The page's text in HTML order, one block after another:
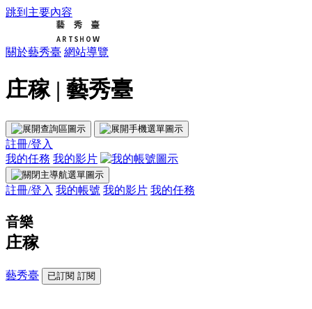
跳到主要內容
關於藝秀臺 網站導覽
庄稼 | 藝秀臺
註冊/登入
我的任務 我的影片
註冊/登入 我的帳號 我的影片 我的任務
音樂
庄稼
藝秀臺 已訂閱 訂閱